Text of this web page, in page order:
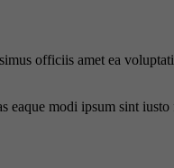
officiis amet ea
eaque modi ipsum sint